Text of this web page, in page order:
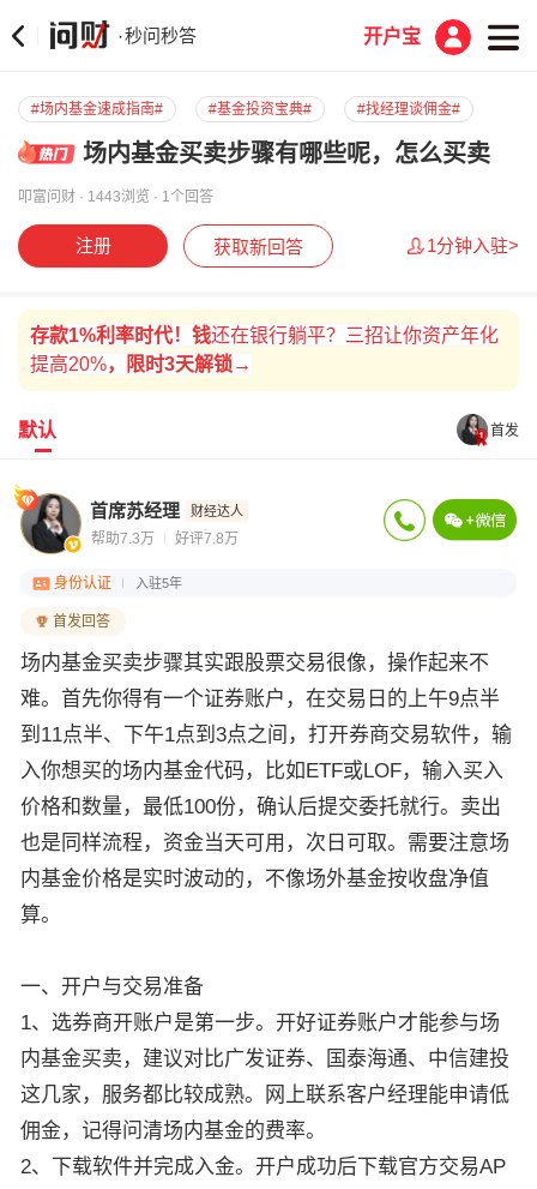
·秒问秒答 开户宝
#场内基金速成指南# #基金投资宝典# #找经理谈佣金#
场内基金买卖步骤有哪些呢，怎么买卖
叩富问财 · 1443浏览 · 1个回答
注册 获取新回答 1分钟入驻>
存款1%利率时代！ 钱还在银行躺平？三招让你资产年化
提高20%， 限时3天解锁→
默认 首发
首席苏经理 财经达人
帮助7.3万 好评7.8万
身份认证 入驻5年
首发回答
场内基金买卖步骤其实跟股票交易很像，操作起来不
难。首先你得有一个证券账户，在交易日的上午9点半
到11点半、下午1点到3点之间，打开券商交易软件，输
入你想买的场内基金代码，比如ETF或LOF，输入买入
价格和数量，最低100份，确认后提交委托就行。卖出
也是同样流程，资金当天可用，次日可取。需要注意场
内基金价格是实时波动的，不像场外基金按收盘净值
算。
一、开户与交易准备
1、选券商开账户是第一步。开好证券账户才能参与场
内基金买卖，建议对比广发证券、国泰海通、中信建投
这几家，服务都比较成熟。网上联系客户经理能申请低
佣金，记得问清场内基金的费率。
2、下载软件并完成入金。开户成功后下载官方交易AP